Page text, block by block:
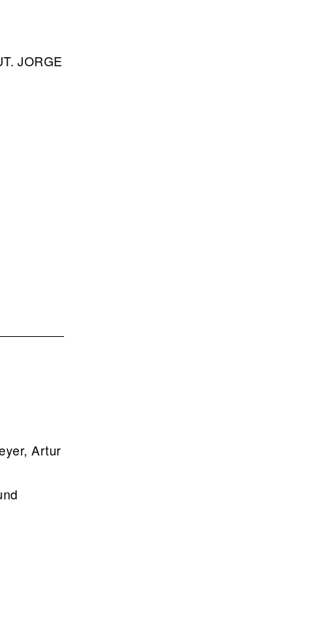
JORGE
Artur